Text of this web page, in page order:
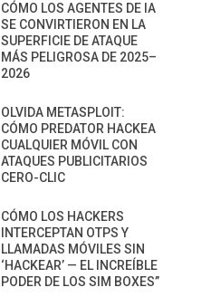
CÓMO LOS AGENTES DE IA
SE CONVIRTIERON EN LA
SUPERFICIE DE ATAQUE
MÁS PELIGROSA DE 2025–
2026
OLVIDA METASPLOIT:
CÓMO PREDATOR HACKEA
CUALQUIER MÓVIL CON
ATAQUES PUBLICITARIOS
CERO-CLIC
CÓMO LOS HACKERS
INTERCEPTAN OTPS Y
LLAMADAS MÓVILES SIN
‘HACKEAR’ — EL INCREÍBLE
PODER DE LOS SIM BOXES”